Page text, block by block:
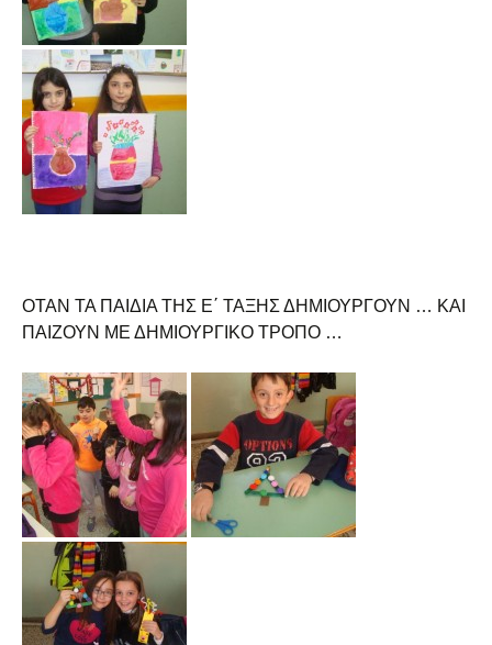
ΟΤΑΝ ΤΑ ΠΑΙΔΙΑ ΤΗΣ Ε΄ ΤΑΞΗΣ ΔΗΜΙΟΥΡΓΟΥΝ … ΚΑΙ
ΠΑΙΖΟΥΝ ΜΕ ΔΗΜΙΟΥΡΓΙΚΟ ΤΡΟΠΟ …